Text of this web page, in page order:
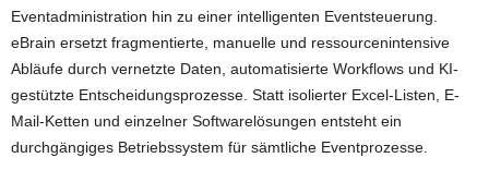
Eventadministration hin zu einer intelligenten Eventsteuerung.
eBrain ersetzt fragmentierte, manuelle und ressourcenintensive
Abläufe durch vernetzte Daten, automatisierte Workflows und KI-
gestützte Entscheidungsprozesse. Statt isolierter Excel-Listen, E-
Mail-Ketten und einzelner Softwarelösungen entsteht ein
durchgängiges Betriebssystem für sämtliche Eventprozesse.